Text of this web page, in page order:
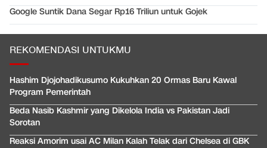
Google Suntik Dana Segar Rp16 Triliun untuk Gojek
REKOMENDASI UNTUKMU
Hashim Djojohadikusumo Kukuhkan 20 Ormas Baru Kawal
Program Pemerintah
Beda Nasib Kashmir yang Dikelola India vs Pakistan Jadi
Sorotan
Reaksi Amorim usai AC Milan Kalah Telak dari Chelsea di GBK